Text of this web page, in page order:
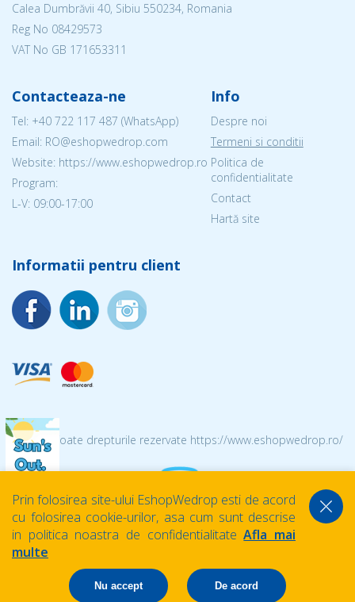
Calea Dumbrăvii 40, Sibiu 550234, Romania
Reg No 08429573
VAT No GB 171653311
Contacteaza-ne
Tel: +40 722 117 487 (WhatsApp)
Email: RO@eshopwedrop.com
Website: https://www.eshopwedrop.ro
Program:
L-V: 09:00-17:00
Info
Despre noi
Termeni si conditii
Politica de
confidentialitate
Contact
Hartă site
Informatii pentru client
© 2026 Toate drepturile rezervate https://www.eshopwedrop.ro/
Prin folosirea site-ului EshopWedrop esti de acord
cu folosirea cookie-urilor, asa cum sunt descrise
in politica noastra de confidentialitateAfla mai
multe
Nu accept De acord